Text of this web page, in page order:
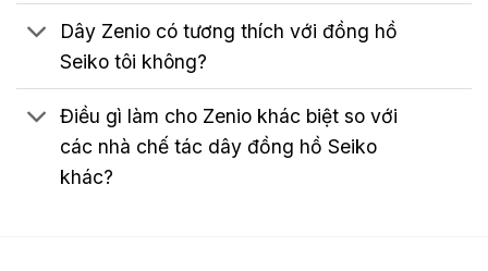
Dây Zenio có tương thích với đồng hồ
Seiko tôi không?
Điều gì làm cho Zenio khác biệt so với
các nhà chế tác dây đồng hồ Seiko
khác?